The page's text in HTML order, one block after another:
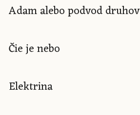
Adam alebo podvod druhov
Čie je nebo
Elektrina